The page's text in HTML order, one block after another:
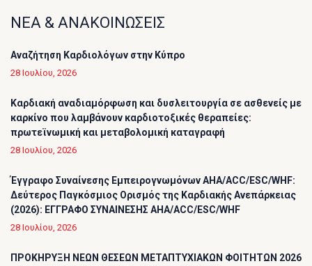
ΝΕΑ & ΑΝΑΚΟΙΝΩΣΕΙΣ
Αναζήτηση Καρδιολόγων στην Κύπρο
28 Ιουλίου, 2026
Καρδιακή αναδιαμόρφωση και δυσλειτουργία σε ασθενείς με
καρκίνο που λαμβάνουν καρδιοτοξικές θεραπείες:
πρωτεϊνωμική και μεταβολομική καταγραφή
28 Ιουλίου, 2026
Έγγραφο Συναίνεσης Εμπειρογνωμόνων AHA/ACC/ESC/WHF:
Δεύτερος Παγκόσμιος Ορισμός της Καρδιακής Ανεπάρκειας
(2026): ΕΓΓΡΑΦΟ ΣΥΝΑΙΝΕΣΗΣ AHA/ACC/ESC/WHF
28 Ιουλίου, 2026
ΠΡΟΚΗΡΥΞΗ ΝΕΩΝ ΘΕΣΕΩΝ ΜΕΤΑΠΤΥΧΙΑΚΩΝ ΦΟΙΤΗΤΩΝ 2026